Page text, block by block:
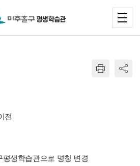
전
평생학습관으로 명칭 변경